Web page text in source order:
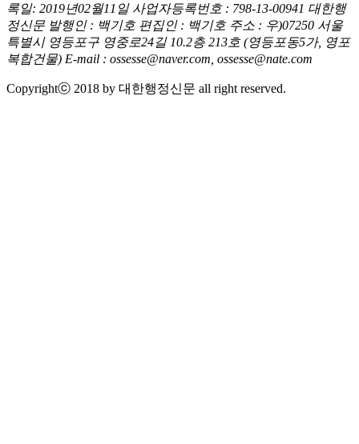
록일: 2019년02월11일 사업자등록번호 : 798-13-00941 대한행
정신문 발행인 : 백기호 편집인 : 백기호 주소 : 우)07250 서울
특별시 영등포구 영중로24길 10.2층 213호 (영등포동5가, 영포
복합건물) E-mail : ossesse@naver.com, ossesse@nate.com
Copyrightⓒ 2018 by 대한행정신문 all right reserved.